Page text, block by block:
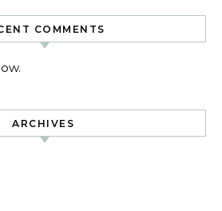
COMMENTS
ARCHIVES